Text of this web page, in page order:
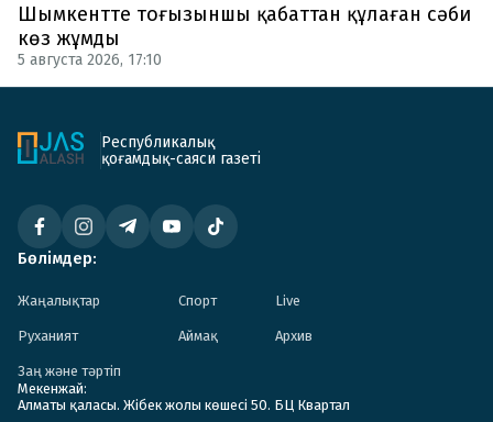
Шымкентте тоғызыншы қабаттан құлаған сәби
көз жұмды
5 августа 2026, 17:10
Республикалық
қоғамдық-саяси газеті
Бөлімдер:
Жаңалықтар Спорт Live
Руханият Аймақ Архив
Заң және тәртіп
Мекенжай:
Алматы қаласы. Жібек жолы көшесі 50. БЦ Квартал